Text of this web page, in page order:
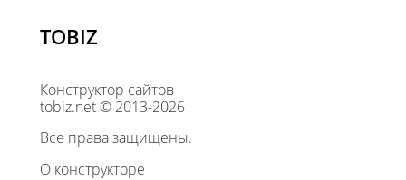
TOBIZ
Конструктор сайтов
tobiz.net © 2013-2026
Все права защищены.
О конструкторе